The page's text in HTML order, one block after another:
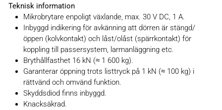
Teknisk information
Mikrobrytare enpoligt växlande, max. 30 V DC, 1 A.
Inbyggd indikering för avkänning att dörren är stängd/
öppen (kolvkontakt) och låst/olåst (spärrkontakt) för
koppling till passersystem, larmanläggning etc.
Brythållfasthet 16 kN (≈ 1 600 kg).
Garanterar öppning trots listtryck på 1 kN (≈ 100 kg) i
rättvänd och omvänd funktion.
Skyddsdiod finns inbyggd.
Knacksäkrad.